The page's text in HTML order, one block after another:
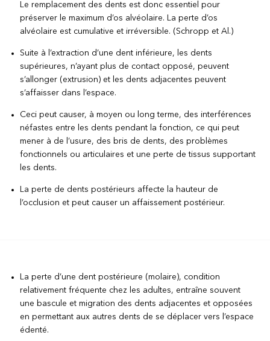
Le remplacement des dents est donc essentiel pour
préserver le maximum d’os alvéolaire. La perte d’os
alvéolaire est cumulative et irréversible. (Schropp et Al.)
Suite à l’extraction d’une dent inférieure, les dents
supérieures, n’ayant plus de contact opposé, peuvent
s’allonger (extrusion) et les dents adjacentes peuvent
s’affaisser dans l’espace.
Ceci peut causer, à moyen ou long terme, des interférences
néfastes entre les dents pendant la fonction, ce qui peut
mener à de l’usure, des bris de dents, des problèmes
fonctionnels ou articulaires et une perte de tissus supportant
les dents.
La perte de dents postérieurs affecte la hauteur de
l’occlusion et peut causer un affaissement postérieur.
La perte d’une dent postérieure (molaire), condition
relativement fréquente chez les adultes, entraîne souvent
une bascule et migration des dents adjacentes et opposées
en permettant aux autres dents de se déplacer vers l’espace
édenté.